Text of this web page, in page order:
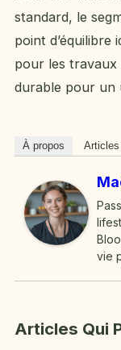
standard, le
point d’équilibre
pour les travaux
durable pour un
À propos
vie
Articles Qui